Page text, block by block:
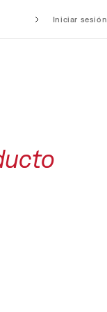
Iniciar sesión